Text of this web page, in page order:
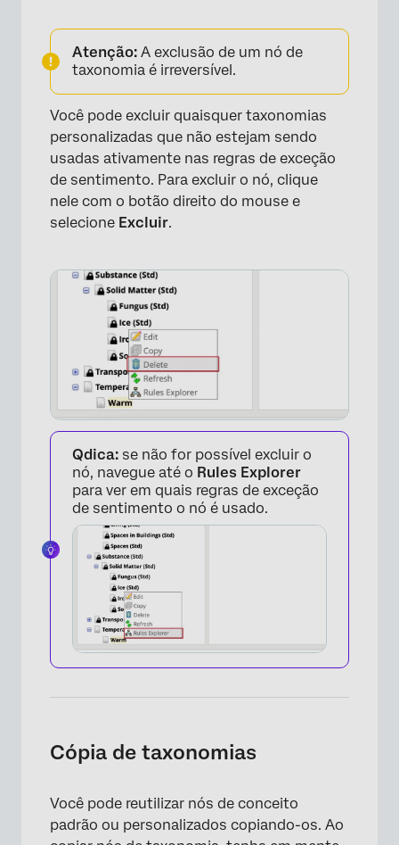
Atenção: A exclusão de um nó de
taxonomia é irreversível.
Você pode excluir quaisquer taxonomias
personalizadas que não estejam sendo
usadas ativamente nas regras de exceção
de sentimento. Para excluir o nó, clique
nele com o botão direito do mouse e
selecione Excluir.
Qdica: se não for possível excluir o
nó, navegue até o Rules Explorer
para ver em quais regras de exceção
de sentimento o nó é usado.
Cópia de taxonomias
Você pode reutilizar nós de conceito
padrão ou personalizados copiando-os. Ao